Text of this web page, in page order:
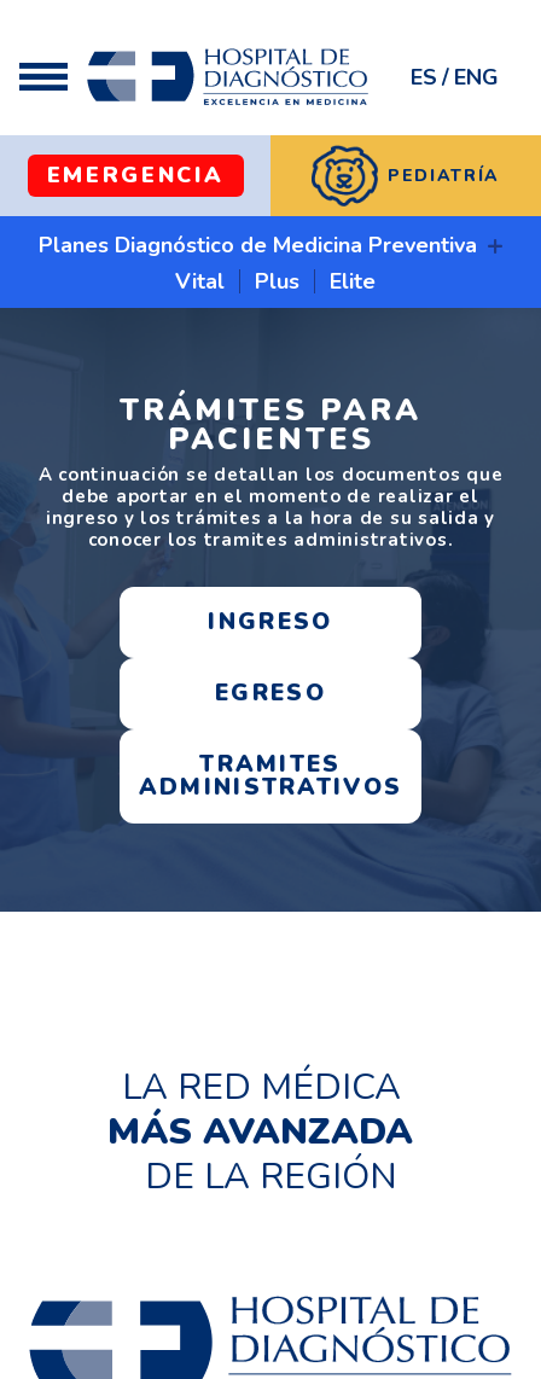
ES / ENG
EMERGENCIA PEDIATRÍA
Planes Diagnóstico de Medicina Preventiva +
Vital Plus Elite
TRÁMITES PARA
PACIENTES
A continuación se detallan los documentos que
debe aportar en el momento de realizar el
ingreso y los trámites a la hora de su salida y
conocer los tramites administrativos.
INGRESO
EGRESO
TRAMITES
ADMINISTRATIVOS
LA RED MÉDICA
MÁS AVANZADA
DE LA REGIÓN